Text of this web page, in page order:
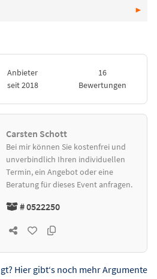
Anbieter
seit 2018
16
Bewertungen
Carsten Schott
Bei mir können Sie kostenfrei und
unverbindlich Ihren individuellen
Termin, ein Angebot oder eine
Beratung für dieses Event anfragen.
# 0522250
Hier gibt‘s noch mehr Argumente